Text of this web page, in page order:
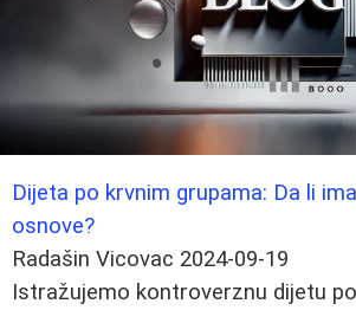
Dijeta po krvnim grupama: Da li
osnove?
Radašin Vicovac 2024-09-19
Istražujemo kontroverznu dijetu